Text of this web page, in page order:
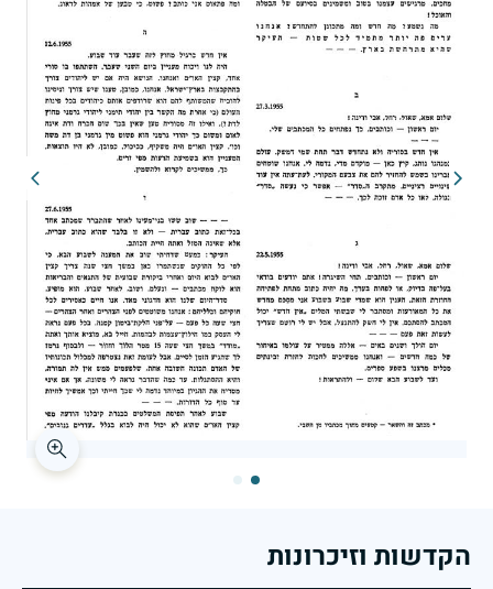
הקדשות וזיכרונות